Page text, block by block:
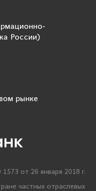
России)
рынке
от 26 января 2018 г.
частных отраслевых